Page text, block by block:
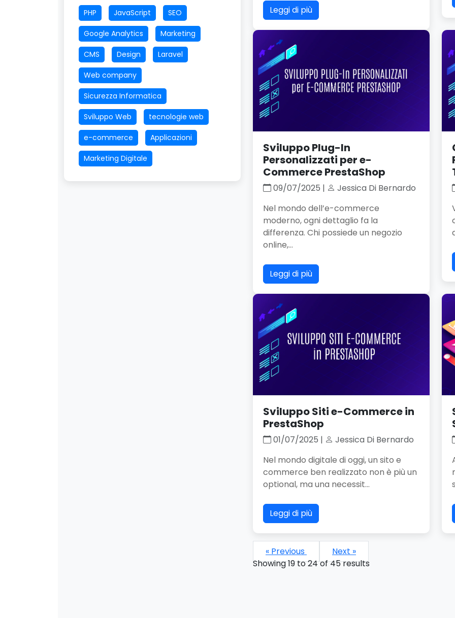
PHP JavaScript SEO
Google Analytics Marketing
CMS Design Laravel
Web company
Sicurezza Informatica
Sviluppo Web tecnologie web
e-commerce Applicazioni
Marketing Digitale
Leggi di più
Sviluppo Plug-In
Personalizzati per e-
Commerce PrestaShop
09/07/2025 |
Jessica Di Bernardo
Nel mondo dell’e-commerce
moderno, ogni dettaglio fa la
differenza. Chi possiede un negozio
online,...
Leggi di più
Sviluppo Siti e-Commerce in
PrestaShop
01/07/2025 |
Jessica Di Bernardo
Nel mondo digitale di oggi, un sito e
commerce ben realizzato non è più un
optional, ma una necessit...
Leggi di più
« Previous
Next »
Showing19to24of45results